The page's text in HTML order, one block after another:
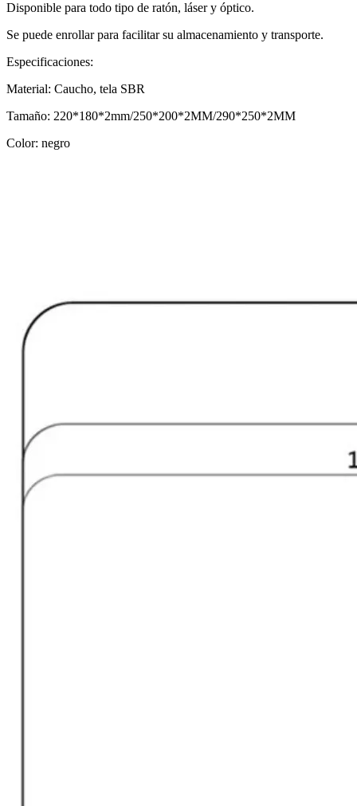
Disponible para todo tipo de ratón, láser y óptico.
Se puede enrollar para facilitar su almacenamiento y transporte.
Especificaciones:
Material: Caucho, tela SBR
Tamaño: 220*180*2mm/250*200*2MM/290*250*2MM
Color: negro